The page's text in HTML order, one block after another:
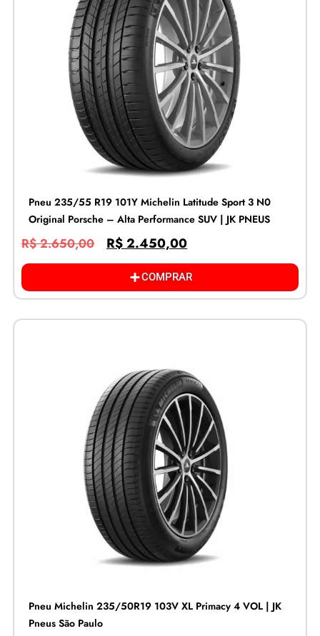
Pneu 235/55 R19 101Y Michelin Latitude Sport 3 N0
Original Porsche – Alta Performance SUV | JK PNEUS
R$2.650,00 R$2.450,00
COMPRAR
Pneu Michelin 235/50R19 103V XL Primacy 4 VOL | JK
Pneus São Paulo